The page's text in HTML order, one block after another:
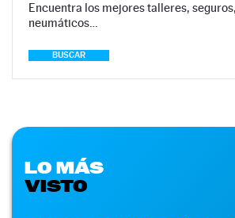
Encuentra los mejores talleres,
neumáticos…
BUSCAR
LO MÁS
VISTO